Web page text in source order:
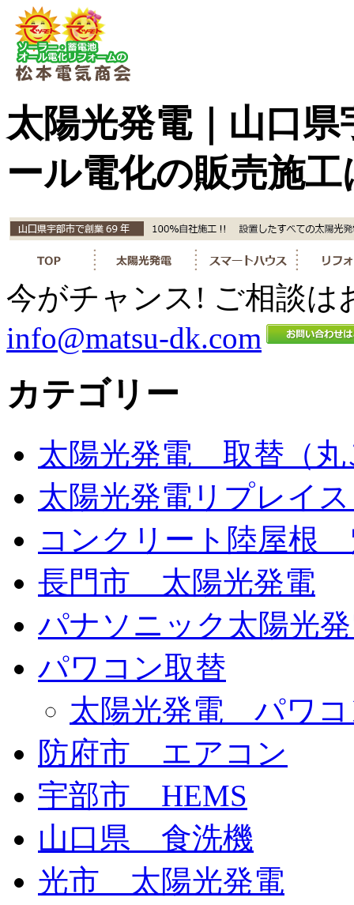
太陽光発電｜山口
ール電化の販売施
今がチャンス! ご相談は
info@matsu-dk.com
カテゴリー
太陽光発電 取替（丸
太陽光発電リプレイ
コンクリート陸屋根
長門市 太陽光発電
パナソニック太陽光
パワコン取替
太陽光発電 パワコ
防府市 エアコン
宇部市 HEMS
山口県 食洗機
光市 太陽光発電